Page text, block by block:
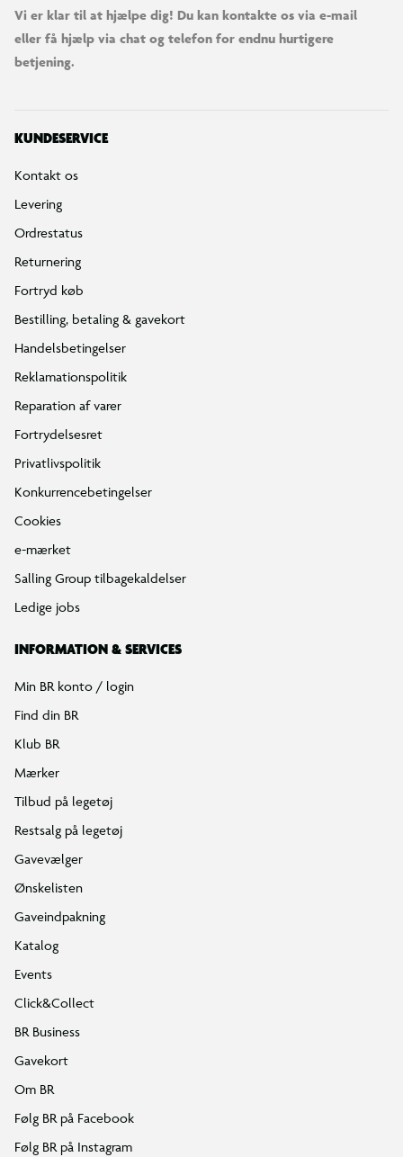
Vi er klar til at hjælpe dig! Du kan kontakte os via e-mail
eller få hjælp via chat og telefon for endnu hurtigere
betjening.
KUNDESERVICE
Kontakt os
Levering
Ordrestatus
Returnering
Fortryd køb
Bestilling, betaling & gavekort
Handelsbetingelser
Reklamationspolitik
Reparation af varer
Fortrydelsesret
Privatlivspolitik
Konkurrencebetingelser
Cookies
e-mærket
Salling Group tilbagekaldelser
Ledige jobs
INFORMATION & SERVICES
Min BR konto / login
Find din BR
Klub BR
Mærker
Tilbud på legetøj
Restsalg på legetøj
Gavevælger
Ønskelisten
Gaveindpakning
Katalog
Events
Click&Collect
BR Business
Gavekort
Om BR
Følg BR på Facebook
Følg BR på Instagram